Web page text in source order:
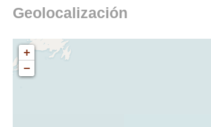
Geolocalización
+
−